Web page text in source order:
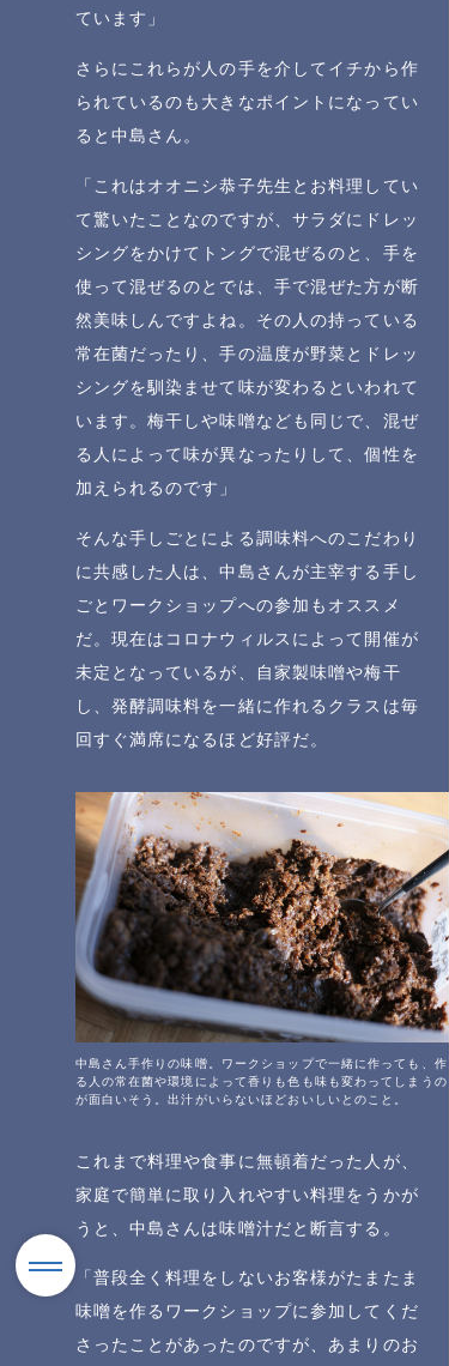
ています」
さらにこれらが人の手を介してイチから作
られているのも大きなポイントになってい
ると中島さん。
「これはオオニシ恭子先生とお料理してい
て驚いたことなのですが、サラダにドレッ
シングをかけてトングで混ぜるのと、手を
使って混ぜるのとでは、手で混ぜた方が断
然美味しんですよね。その人の持っている
常在菌だったり、手の温度が野菜とドレッ
シングを馴染ませて味が変わるといわれて
います。梅干しや味噌なども同じで、混ぜ
る人によって味が異なったりして、個性を
加えられるのです」
そんな手しごとによる調味料へのこだわり
に共感した人は、中島さんが主宰する手し
ごとワークショップへの参加もオススメ
だ。現在はコロナウィルスによって開催が
未定となっているが、自家製味噌や梅干
し、発酵調味料を一緒に作れるクラスは毎
回すぐ満席になるほど好評だ。
中島さん手作りの味噌。ワークショップで一緒に作っても、作
る人の常在菌や環境によって香りも色も味も変わってしまうの
が面白いそう。出汁がいらないほどおいしいとのこと。
これまで料理や食事に無頓着だった人が、
家庭で簡単に取り入れやすい料理をうかが
うと、中島さんは味噌汁だと断言する。
「普段全く料理をしないお客様がたまたま
味噌を作るワークショップに参加してくだ
さったことがあったのですが、あまりのお